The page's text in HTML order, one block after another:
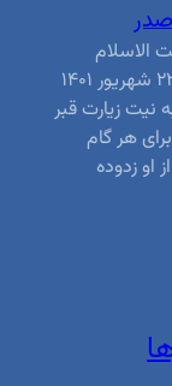
الاسلام
محمد مهدی فاطمی صدر است که ایشان ۲۳ شهریور ۱۴۰۱
نیت زیارت قبر
هر گام
زدوده